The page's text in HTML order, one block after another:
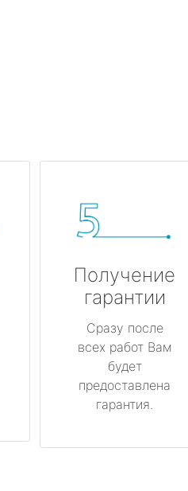
Получение
гарантии
Сразу после
всех работ Вам
будет
предоставлена
гарантия.